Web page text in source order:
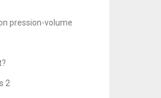
pression-volume
2